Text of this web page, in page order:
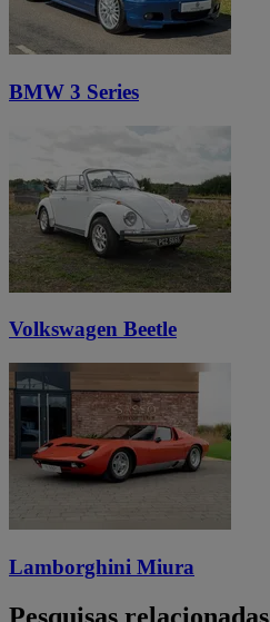
BMW 3 Series
Volkswagen Beetle
Lamborghini Miura
Pesquisas relacionadas